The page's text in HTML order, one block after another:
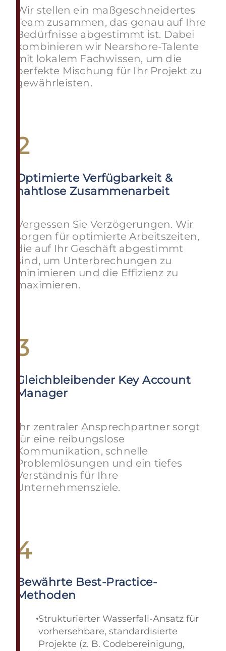
Wir stellen ein maßgeschneidertes
Team zusammen, das genau auf Ihre
Bedürfnisse abgestimmt ist. Dabei
kombinieren wir Nearshore-Talente
mit lokalem Fachwissen, um die
perfekte Mischung für Ihr Projekt zu
gewährleisten.
2
Optimierte Verfügbarkeit &
nahtlose Zusammenarbeit
Vergessen Sie Verzögerungen. Wir
sorgen für optimierte Arbeitszeiten,
die auf Ihr Geschäft abgestimmt
sind, um Unterbrechungen zu
minimieren und die Effizienz zu
maximieren.
3
Gleichbleibender Key Account
Manager
Ihr zentraler Ansprechpartner sorgt
für eine reibungslose
Kommunikation, schnelle
Problemlösungen und ein tiefes
Verständnis für Ihre
Unternehmensziele.
4
Bewährte Best-Practice-
Methoden
Strukturierter Wasserfall-Ansatz für
vorhersehbare, standardisierte
Projekte (z. B. Codebereinigung,